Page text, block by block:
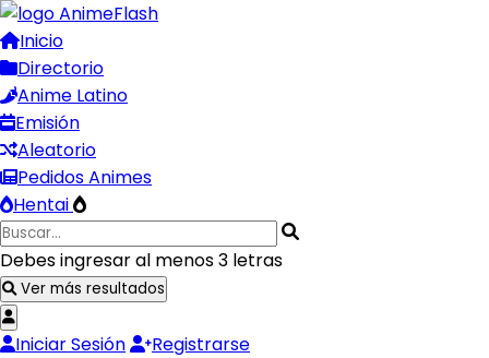
Inicio
Directorio
Anime Latino
Emisión
Aleatorio
Pedidos Animes
Hentai
Debes ingresar al menos 3 letras
Ver más resultados
Iniciar Sesión
Registrarse